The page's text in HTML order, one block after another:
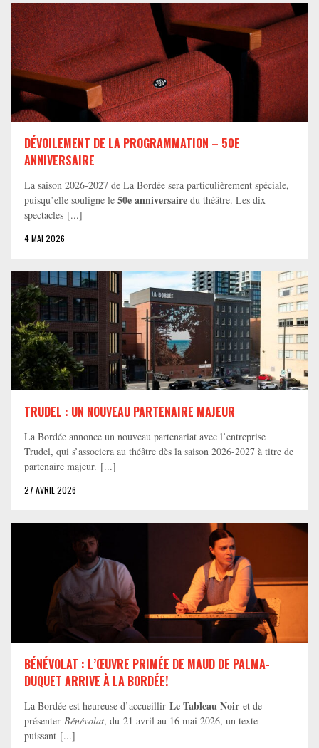
DÉVOILEMENT DE LA PROGRAMMATION – 50E
ANNIVERSAIRE
La saison 2026-2027 de La Bordée sera particulièrement spéciale,
puisqu’elle souligne le 50e anniversaire du théâtre. Les dix
spectacles [...]
4 MAI 2026
TRUDEL : UN NOUVEAU PARTENAIRE MAJEUR
La Bordée annonce un nouveau partenariat avec l’entreprise
Trudel, qui s’associera au théâtre dès la saison 2026-2027 à titre de
partenaire majeur. [...]
27 AVRIL 2026
BÉNÉVOLAT : L’ŒUVRE PRIMÉE DE MAUD DE PALMA-
DUQUET ARRIVE À LA BORDÉE!
La Bordée est heureuse d’accueillir Le Tableau Noir et de
présenter Bénévolat, du 21 avril au 16 mai 2026, un texte
puissant [...]